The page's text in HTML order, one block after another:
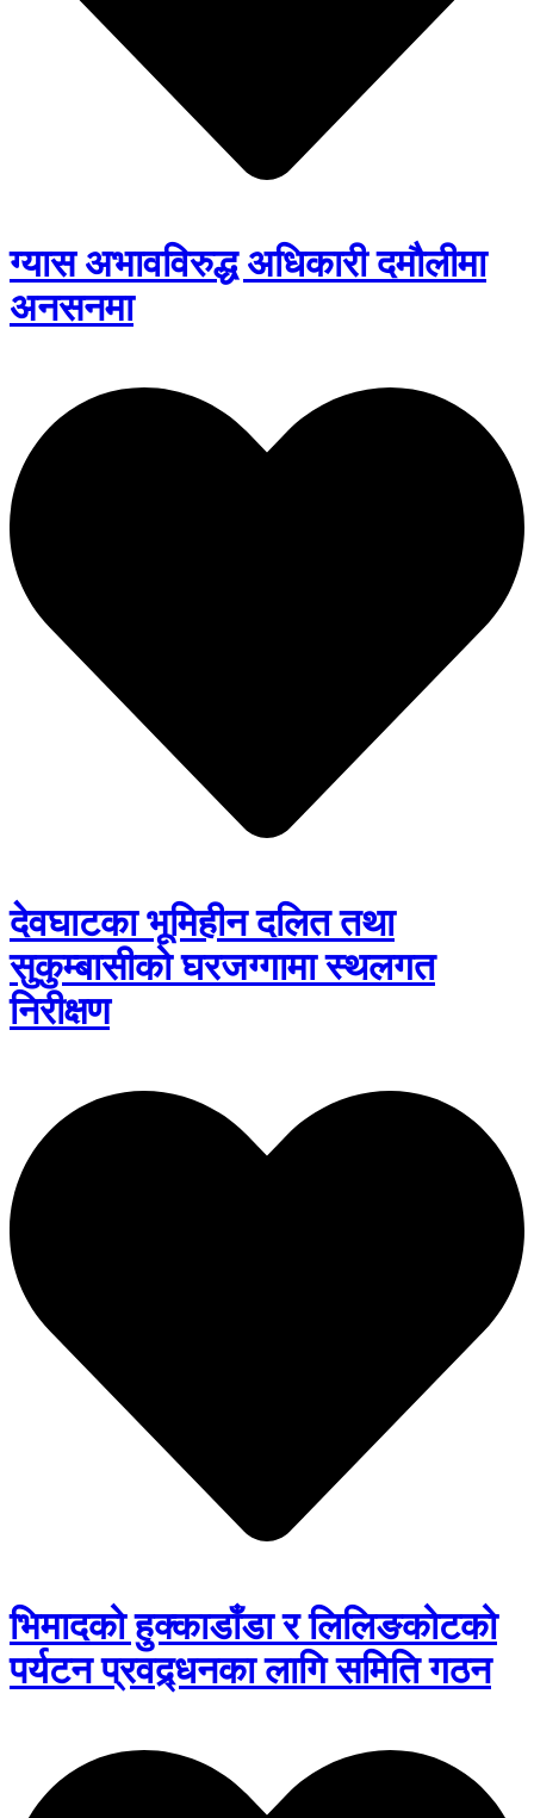
ग्यास अभावविरुद्ध अधिकारी दमौलीमा
अनसनमा
देवघाटका भूमिहीन दलित तथा
सुकुम्बासीको घरजग्गामा स्थलगत
निरीक्षण
भिमादको हुक्काडाँडा र लिलिङकोटको
पर्यटन प्रवद्र्धनका लागि समिति गठन